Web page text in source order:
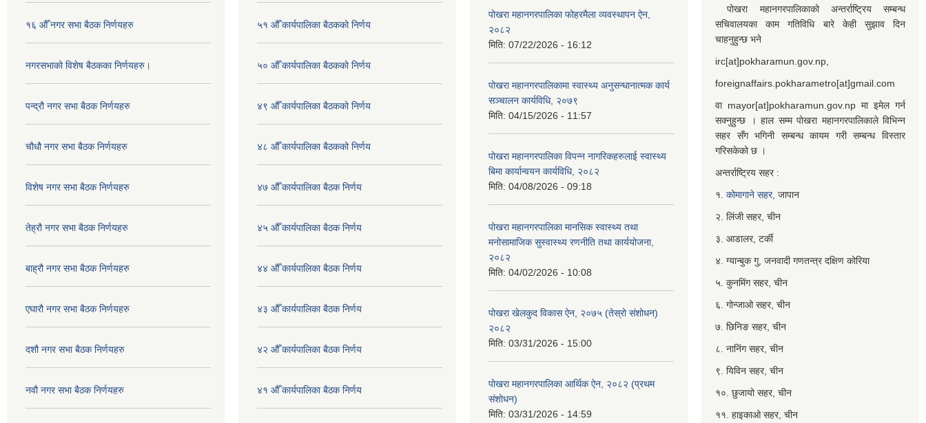
१६ औँ नगर सभा बैठक निर्णयहरु
नगरसभाको विशेष बैठकका निर्णयहरु।
पन्द्रौ नगर सभा बैठक निर्णयहरु
चौधौ नगर सभा बैठक निर्णयहरु
विशेष नगर सभा बैठक निर्णयहरु
तेह्रौ नगर सभा बैठक निर्णयहरु
बाह्रौ नगर सभा बैठक निर्णयहरु
एघारौ नगर सभा बैठक निर्णयहरु
दशौ नगर सभा बैठक निर्णयहरु
नवौ नगर सभा बैठक निर्णयहरु
५१ औँ कार्यपालिका बैठकको निर्णय
५० औँ कार्यपालिका बैठकको निर्णय
४९ औँ कार्यपालिका बैठकको निर्णय
४८ औँ कार्यपालिका बैठकको निर्णय
४७ औँ कार्यपालिका बैठक निर्णय
४५ औँ कार्यपालिका बैठक निर्णय
४४ औँ कार्यपालिका बैठक निर्णय
४३ औँ कार्यपालिका बैठक निर्णय
४२ औँ कार्यपालिका बैठक निर्णय
४१ औँ कार्यपालिका बैठक निर्णय
पोखरा महानगरपालिका फोहरमैला व्यवस्थापन ऐन,
२०८२
मिति: 07/22/2026 - 16:12
पोखरा महानगरपालिकामा स्वास्थ्य अनुसन्धानात्मक कार्य
सञ्चालन कार्यविधि, २०७९
मिति: 04/15/2026 - 11:57
पोखरा महानगरपालिका विपन्न नागरिकहरुलाई स्वास्थ्य
बिमा कार्यान्वयन कार्यविधि, २०८२
मिति: 04/08/2026 - 09:18
पोखरा महानगरपालिका मानसिक स्वास्थ्य तथा
मनोसामाजिक सुस्वास्थ्य रणनीति तथा कार्ययोजना,
२०८२
मिति: 04/02/2026 - 10:08
पोखरा खेलकुद विकास ऐन, २०७५ (तेस्रो संशोधन)
२०८२
मिति: 03/31/2026 - 15:00
पोखरा महानगरपालिका आर्थिक ऐन, २०८२ (प्रथम
संशोधन)
मिति: 03/31/2026 - 14:59
पोखरा महानगरपालिकाको अन्तर्राष्ट्रिय सम्बन्ध
सचिवालयका काम गतिविधि बारे केही सुझाव दिन
चाहनुहुन्छ भने
irc[at]pokharamun.gov.np,
foreignaffairs.pokharametro[at]gmail.com
वा mayor[at]pokharamun.gov.np मा इमेल गर्न
सक्नुहुन्छ । हाल सम्म पोखरा महानगरपालिकाले विभिन्न
सहर सँग भगिनी सम्बन्ध कायम गरी सम्बन्ध विस्तार
गरिसकेको छ ।
अन्तर्राष्ट्रिय सहर :
१. कोमागाने सहर, जापान
२. लिंजी सहर, चीन
३. आडालर, टर्की
४. ग्यान्बुक गु, जनवादी गणतन्त्र दक्षिण कोरिया
५. कुनमिंग सहर, चीन
६. गोन्जाओ सहर, चीन
७. छिनिङ सहर, चीन
८. नानिंग सहर, चीन
९. यिविन सहर, चीन
१०. छुजायो सहर, चीन
११. हाइकाओ सहर, चीन